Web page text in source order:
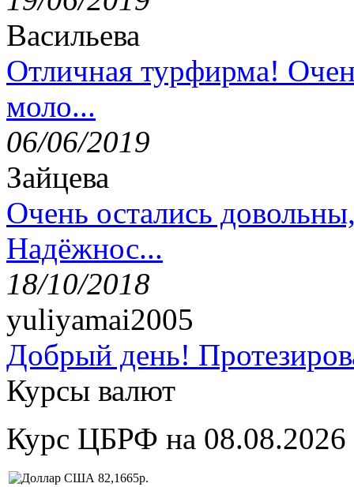
Васильева
Отличная турфирма!
моло...
06/06/2019
Зайцева
Очень остались
Надёжнос...
18/10/2018
yuliyamai2005
Добрый день!
Курсы валют
Курс ЦБРФ на 08.08.2026
82,1665р.